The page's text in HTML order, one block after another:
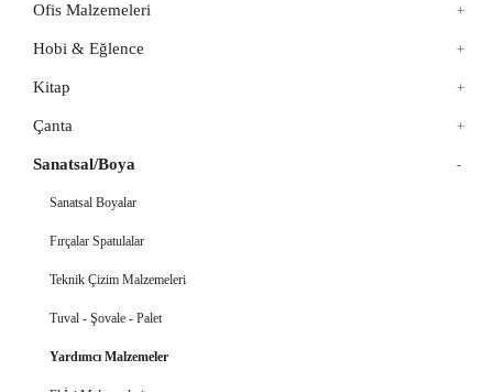
Ofis Malzemeleri
Hobi & Eğlence
Kitap
Çanta
Sanatsal/Boya
Sanatsal Boyalar
Fırçalar Spatulalar
Teknik Çizim Malzemeleri
Tuval - Şovale - Palet
Yardımcı Malzemeler